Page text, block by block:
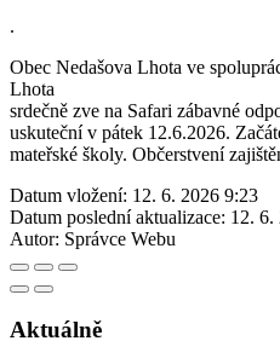
.
Obec Nedašova Lhota ve
Lhota
srdečně zve na Safari zábavné
uskuteční v pátek 12.6.2026.
mateřské školy. Občerstvení
Datum vložení: 12. 6. 2026 9:23
Datum poslední aktualizace: 12. 6.
Autor: Správce Webu
Aktuálně